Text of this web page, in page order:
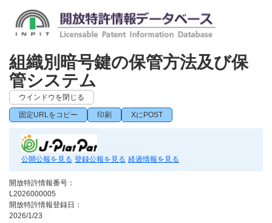
組織別暗号鍵の保管方法及び保
管システム
ウインドウを閉じる
固定URLをコピー 印刷 XにPOST
公開公報を見る 登録公報を見る 経過情報を見る
開放特許情報番号：
L2026000005
開放特許情報登録日：
2026/1/23